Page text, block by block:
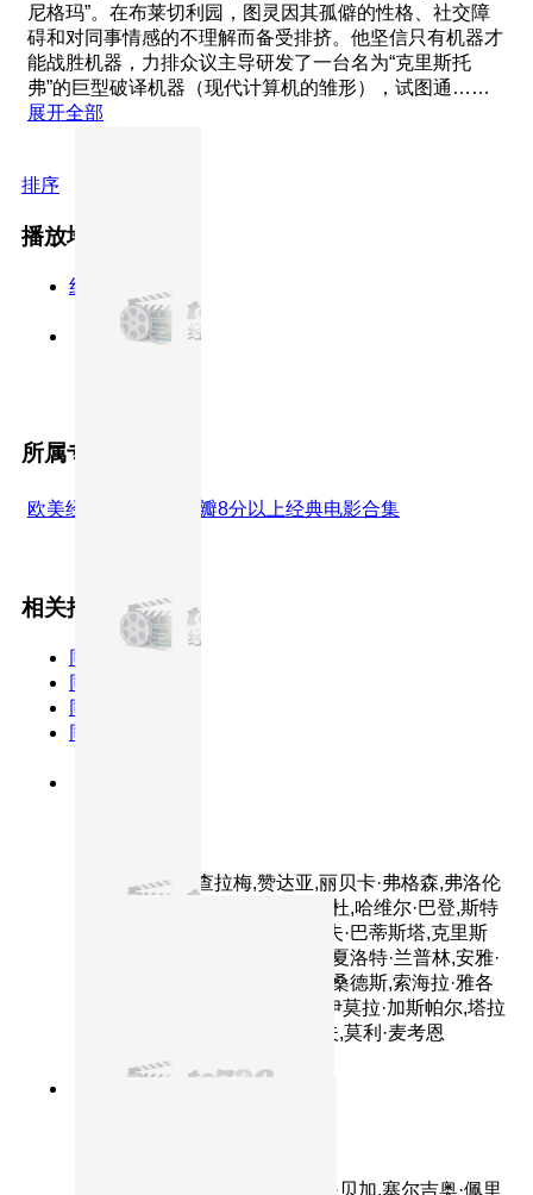
尼格玛”。在布莱切利园，图灵因其孤僻的性格、社交障
碍和对同事情感的不理解而备受排挤。他坚信只有机器才
能战胜机器，力排众议主导研发了一台名为“克里斯托
弗”的巨型破译机器（现代计算机的雏形），试图通……
展开全部
排序
播放地址
线路5
所属专题
欧美经典电影合集 豆瓣8分以上经典电影合集
相关推荐
同类型
同主演
同年份
同TAG
主演：提莫西·查拉梅,赞达亚,丽贝卡·弗格森,弗洛伦
丝·皮尤,奥斯汀·巴特勒,蕾雅·赛杜,哈维尔·巴登,斯特
兰·斯卡斯加德,乔什·布洛林,戴夫·巴蒂斯塔,克里斯
托弗·沃肯,蒂姆·布雷克·尼尔森,夏洛特·兰普林,安雅·
泰勒-乔伊,斯蒂芬·亨德森,安东·桑德斯,索海拉·雅各
布,特雷茜库根,阿伦·梅迪扎德,伊莫拉·加斯帕尔,塔拉
·布雷思纳克,小彼得·斯托亚诺夫,莫利·麦考恩
主演：西尔维斯特·史泰龙,帕斯·贝加,塞尔吉奥·佩里